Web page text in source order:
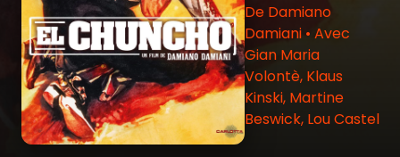
De Damiano
Damiani • Avec
Gian Maria
Volontè, Klaus
Kinski, Martine
Beswick, Lou Castel